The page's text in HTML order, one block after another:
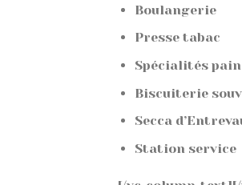
Boulangerie
Presse tabac
Spécialités pain
Biscuiterie
Secca
Station service